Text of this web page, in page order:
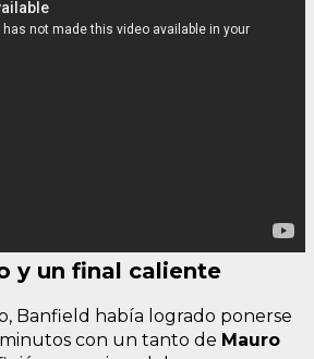
y un final caliente
Banfield había logrado ponerse
con un tanto de Mauro